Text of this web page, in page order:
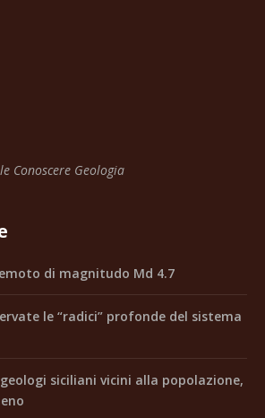
Conoscere Geologia
di magnitudo Md 4.7
le “radici” profonde del sistema
siciliani vicini alla popolazione,